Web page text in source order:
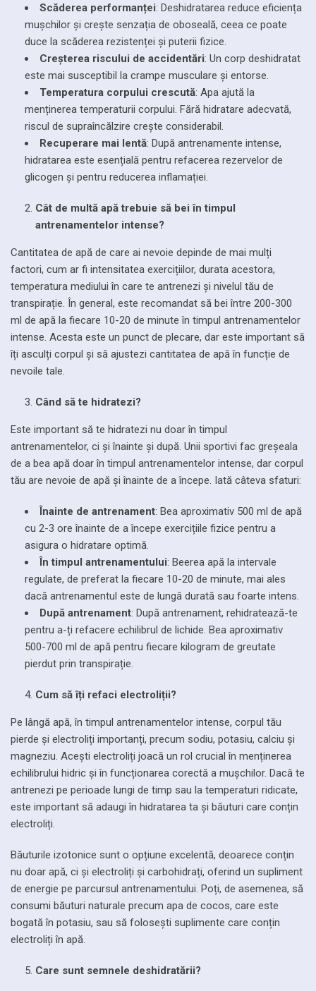
Scăderea performanței: Deshidratarea reduce eficiența
mușchilor și crește senzația de oboseală, ceea ce poate
duce la scăderea rezistenței și puterii fizice.
Creșterea riscului de accidentări: Un corp deshidratat
este mai susceptibil la crampe musculare și entorse.
Temperatura corpului crescută: Apa ajută la
menținerea temperaturii corpului. Fără hidratare adecvată,
riscul de supraîncălzire crește considerabil.
Recuperare mai lentă: După antrenamente intense,
hidratarea este esențială pentru refacerea rezervelor de
glicogen și pentru reducerea inflamației.
Cât de multă apă trebuie să bei în timpul
antrenamentelor intense?
Cantitatea de apă de care ai nevoie depinde de mai mulți
factori, cum ar fi intensitatea exercițiilor, durata acestora,
temperatura mediului în care te antrenezi și nivelul tău de
transpirație. În general, este recomandat să bei între 200-300
ml de apă la fiecare 10-20 de minute în timpul antrenamentelor
intense. Acesta este un punct de plecare, dar este important să
îți asculți corpul și să ajustezi cantitatea de apă în funcție de
nevoile tale.
Când să te hidratezi?
Este important să te hidratezi nu doar în timpul
antrenamentelor, ci și înainte și după. Unii sportivi fac greșeala
de a bea apă doar în timpul antrenamentelor intense, dar corpul
tău are nevoie de apă și înainte de a începe. Iată câteva sfaturi:
Înainte de antrenament: Bea aproximativ 500 ml de apă
cu 2-3 ore înainte de a începe exercițiile fizice pentru a
asigura o hidratare optimă.
În timpul antrenamentului: Beerea apă la intervale
regulate, de preferat la fiecare 10-20 de minute, mai ales
dacă antrenamentul este de lungă durată sau foarte intens.
După antrenament: După antrenament, rehidratează-te
pentru a-ți refacere echilibrul de lichide. Bea aproximativ
500-700 ml de apă pentru fiecare kilogram de greutate
pierdut prin transpirație.
Cum să îți refaci electroliții?
Pe lângă apă, în timpul antrenamentelor intense, corpul tău
pierde și electroliți importanți, precum sodiu, potasiu, calciu și
magneziu. Acești electroliți joacă un rol crucial în menținerea
echilibrului hidric și în funcționarea corectă a mușchilor. Dacă te
antrenezi pe perioade lungi de timp sau la temperaturi ridicate,
este important să adaugi în hidratarea ta și băuturi care conțin
electroliți.
Băuturile izotonice sunt o opțiune excelentă, deoarece conțin
nu doar apă, ci și electroliți și carbohidrați, oferind un supliment
de energie pe parcursul antrenamentului. Poți, de asemenea, să
consumi băuturi naturale precum apa de cocos, care este
bogată în potasiu, sau să folosești suplimente care conțin
electroliți în apă.
Care sunt semnele deshidratării?